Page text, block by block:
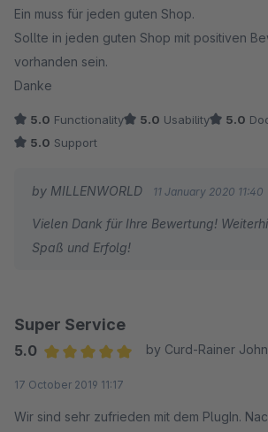
Ein muss für jeden guten Shop.
Sollte in jeden guten Shop mit positiven
vorhanden sein.
Danke
5.0 Functionality 5.0 Usability 5.0
5.0 Support
by MILLENWORLD 11 January 2020 11:40
Vielen Dank für Ihre Bewertung!
Spaß und Erfolg!
Super Service
5.0
by Curd-Rainer John
17 October 2019 11:17
Wir sind sehr zufrieden mit dem PlugIn.